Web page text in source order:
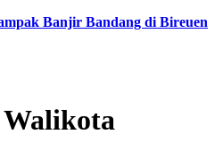
Banjir Bandang di Bireuen